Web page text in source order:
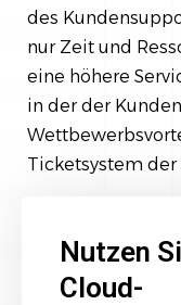
des
nur Zeit und
eine höhere
in der der
Ticketsystem der
Nutzen
Cloud-